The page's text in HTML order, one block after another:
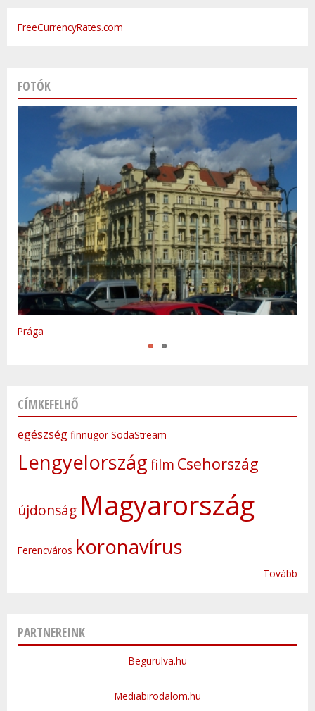
FreeCurrencyRates.com
FOTÓK
Prága
Varsó
CÍMKEFELHŐ
egészség finnugor SodaStream
Lengyelországfilm Csehország
újdonság Magyarország
Ferencváros koronavírus
Tovább
PARTNEREINK
Begurulva.hu
Mediabirodalom.hu